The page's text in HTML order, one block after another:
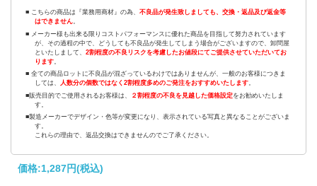
■ こちらの商品は『業務用商材』の為、 不良品が発生致しましても、交換・返品及び返金等
はできません。
■ メーカー様も出来る限りコストパフォーマンスに優れた商品を目指して努力されています
が、その過程の中で、どうしても不良品が発生してしまう場合がございますので、卸問屋
といたしまして、2割程度の不良リスクを考慮したお値段にてご提供させていただいてお
ります
■ 全ての商品ロットに不良品が混ざっているわけではありませんが、一般のお客様につきま
しては、 人数分の個数ではなく2割程度多めのご発注をおすすめいたします。
■販売目的でご使用されるお客様は、
２割程度の不良を見越した価格設定をお勧めいたしま
す。
■製造メーカーでデザイン・色等が変更になり、表示されている写真と異なることがございま
す。
これらの理由で、返品交換はできませんのでご了承ください。
価格:1,287円(税込)